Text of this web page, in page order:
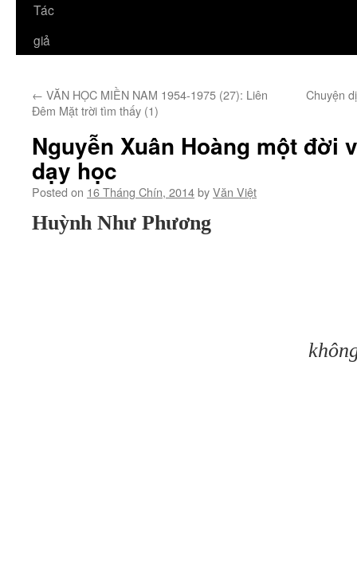
Tác
giả
← VĂN HỌC MIỀN NAM 1954-1975 (27): Liên
Đêm Mặt trời tìm thấy (1)
Chuyện
Nguyễn Xuân Hoàng một đời
dạy học
Posted on 16 Tháng Chín, 2014byVăn Việt
Huỳnh Như Phương